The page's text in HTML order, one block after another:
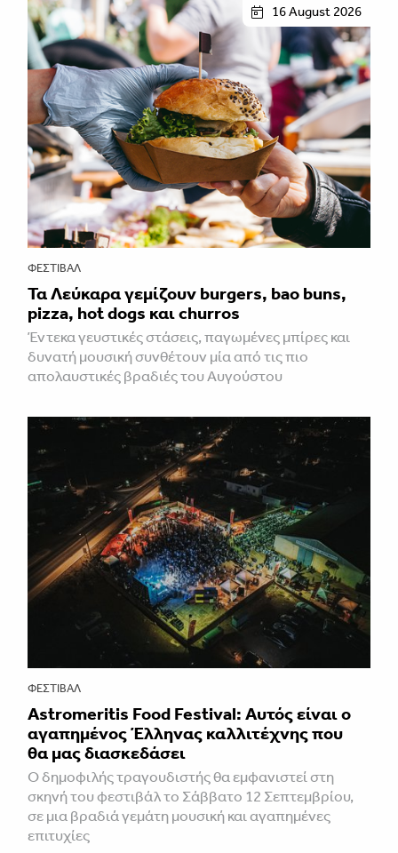
16 August 2026
ΦΕΣΤΙΒΑΛ
Τα Λεύκαρα γεμίζουν burgers, bao buns,
pizza, hot dogs και churros
Έντεκα γευστικές στάσεις, παγωμένες μπίρες και
δυνατή μουσική συνθέτουν μία από τις πιο
απολαυστικές βραδιές του Αυγούστου
ΦΕΣΤΙΒΑΛ
Astromeritis Food Festival: Αυτός είναι ο
αγαπημένος Έλληνας καλλιτέχνης που
θα μας διασκεδάσει
Ο δημοφιλής τραγουδιστής θα εμφανιστεί στη
σκηνή του φεστιβάλ το Σάββατο 12 Σεπτεμβρίου,
σε μια βραδιά γεμάτη μουσική και αγαπημένες
επιτυχίες